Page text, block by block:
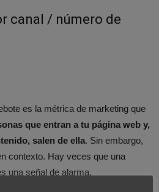
canal / número de
es la métrica de marketing que
que entran a tu página web y,
salen de ella. Sin embargo,
contexto. Hay veces que una
una señal de alarma.